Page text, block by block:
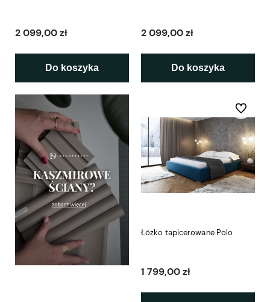
2 099,00 zł
Do koszyka
2 099,00 zł
Do koszyka
Łóżko tapicerowane Polo
1 799,00 zł
Do